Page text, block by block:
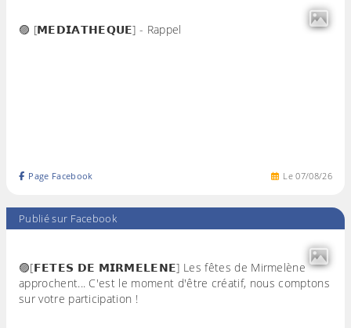
🟣 [𝗠𝗘𝗗𝗜𝗔𝗧𝗛𝗘𝗤𝗨𝗘] - Rappel
Le07/08/26
Page Facebook
Publié sur Facebook
🟣[𝗙𝗘𝗧𝗘𝗦 𝗗𝗘 𝗠𝗜𝗥𝗠𝗘𝗟𝗘𝗡𝗘] Les fêtes de Mirmelène
approchent... C'est le moment d'être créatif, nous comptons
sur votre participation !